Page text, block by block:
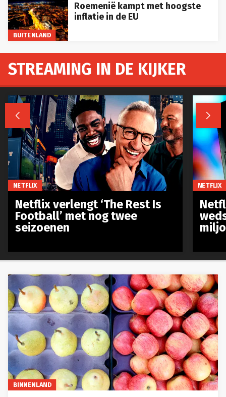
BUITENLAND
Roemenië kampt met hoogste
inflatie in de EU
BINNENLAND
STREAMING IN DE KIJKER
 
NETFLIX
Netflix verlengt ‘The Rest Is
Football’ met nog twee
seizoenen
NETFLIX